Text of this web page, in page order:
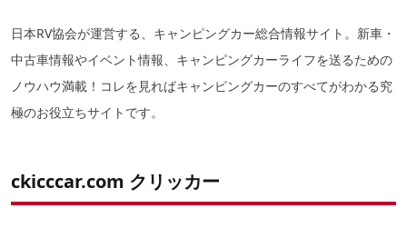
オートパッカー
車中泊入門 大人の車中泊
みんカラ
キャンピングカーパーツセンター
究極の節約旅行を目指す
日本RV協会が運営する、キャンピングカー総合情報サイト。新車・
中古車情報やイベント情報、キャンピングカーライフを送るための
ノウハウ満載！コレを見ればキャンピングカーのすべてがわかる究
極のお役立ちサイトです。
ckicccar.com クリッカー